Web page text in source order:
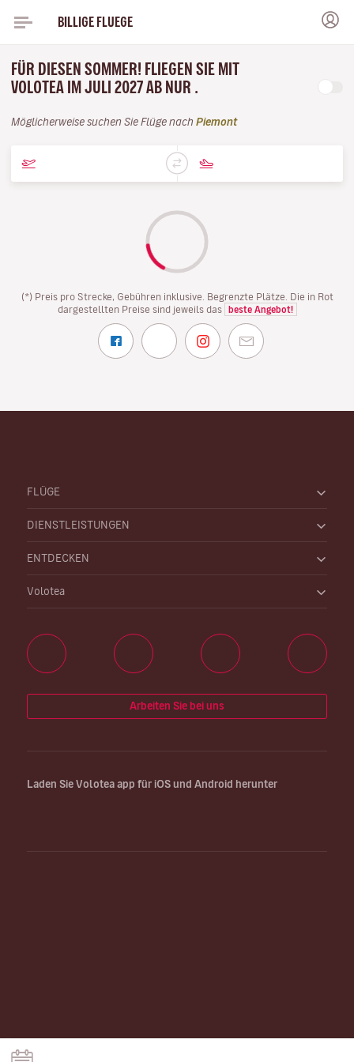
BILLIGE FLUEGE
FÜR DIESEN SOMMER! FLIEGEN SIE MIT
VOLOTEA IM JULI 2027 AB NUR .
Möglicherweise suchen Sie Flüge nach Piemont
(*) Preis pro Strecke, Gebühren inklusive. Begrenzte Plätze. Die in Rot
dargestellten Preise sind jeweils das
beste Angebot!
FLÜGE
DIENSTLEISTUNGEN
ENTDECKEN
Volotea
Arbeiten Sie bei uns
Laden Sie Volotea app für iOS und Android herunter